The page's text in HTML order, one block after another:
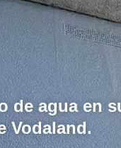
de agua en
Vodaland.